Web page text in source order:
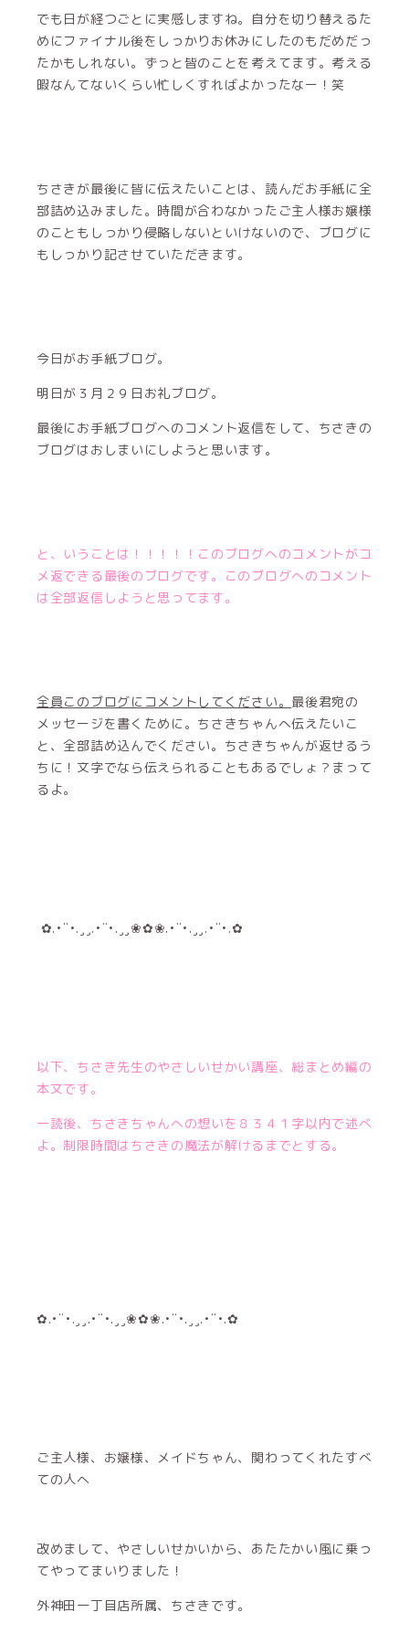
でも日が経つごとに実感しますね。自分を切り替えるた
めにファイナル後をしっかりお休みにしたのもだめだっ
たかもしれない。ずっと皆のことを考えてます。考える
暇なんてないくらい忙しくすればよかったなー！笑
ちさきが最後に皆に伝えたいことは、読んだお手紙に全
部詰め込みました。時間が合わなかったご主人様お嬢様
のこともしっかり侵略しないといけないので、ブログに
もしっかり記させていただきます。
今日がお手紙ブログ。
明日が３月２９日お礼ブログ。
最後にお手紙ブログへのコメント返信をして、ちさきの
ブログはおしまいにしようと思います。
と、いうことは！！！！！このブログへのコメントがコ
メ返できる最後のブログです。このブログへのコメント
は全部返信しようと思ってます。
全員このブログにコメントしてください。 最後君宛の
メッセージを書くために。ちさきちゃんへ伝えたいこ
と、全部詰め込んでください。ちさきちゃんが返せるう
ちに！文字でなら伝えられることもあるでしょ？まって
るよ。
✿.•¨•.¸¸.•¨•.¸¸❀✿❀.•¨•.¸¸.•¨•.✿
以下、ちさき先生のやさしいせかい講座、総まとめ編の
本文です。
一読後、ちさきちゃんへの想いを８３４１字以内で述べ
よ。制限時間はちさきの魔法が解けるまでとする。
✿.•¨•.¸¸.•¨•.¸¸❀✿❀.•¨•.¸¸.•¨•.✿
ご主人様、お嬢様、メイドちゃん、関わってくれたすべ
ての人へ
改めまして、やさしいせかいから、あたたかい風に乗っ
てやってまいりました！
外神田一丁目店所属、ちさきです。